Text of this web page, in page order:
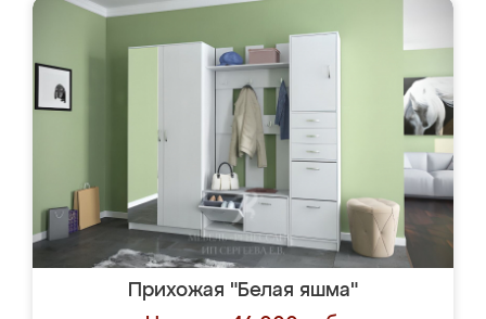
Прихожая "Белая яшма"